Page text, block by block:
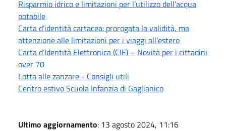
Risparmio idrico e limitazioni per l’utilizzo dell’acqua
potabile
Carta d'identità cartacea: prorogata la validità, ma
attenzione alle limitazioni per i viaggi all'estero
Carta d’Identità Elettronica (CIE) – Novità per i cittadini
over 70
Lotta alle zanzare - Consigli utili
Centro estivo Scuola Infanzia di Gaglianico
Ultimo aggiornamento: 13 agosto 2024, 11:16